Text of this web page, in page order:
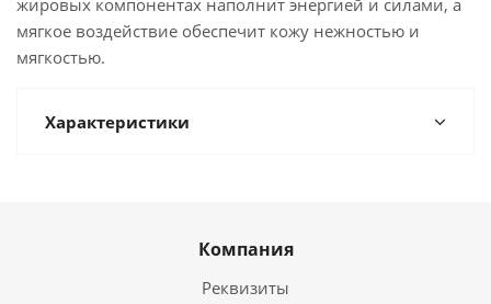
жировых компонентах наполнит энергией и силами, а
мягкое воздействие обеспечит кожу нежностью и
мягкостью.
Характеристики
Компания
Реквизиты